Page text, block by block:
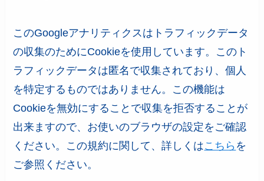
このGoogleアナリティクスはトラフィックデータ
の収集のためにCookieを使用しています。このト
ラフィックデータは匿名で収集されており、個人
を特定するものではありません。この機能は
Cookieを無効にすることで収集を拒否することが
出来ますので、お使いのブラウザの設定をご確認
ください。この規約に関して、詳しくはこちら を
ご参照ください。